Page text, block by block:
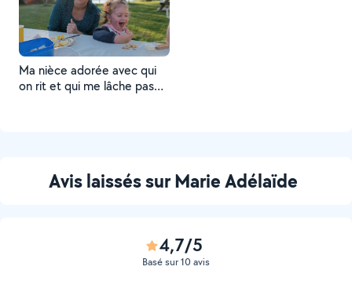
Ma nièce adorée avec qui
on rit et qui me lâche pas
Avis laissés sur Marie Adélaïde
4,7/5
Basé sur 10 avis